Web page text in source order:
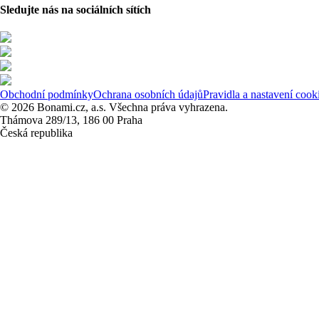
Sledujte nás na sociálních sítích
Obchodní podmínkyOchrana osobních údajůPravidla a nastavení
© 2026 Bonami.cz, a.s. Všechna práva vyhrazena.
Thámova 289/13, 186 00 Praha
Česká republika